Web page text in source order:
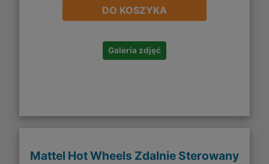
DO KOSZYKA
Galeria zdjęć
Mattel Hot Wheels Zdalnie Sterowany